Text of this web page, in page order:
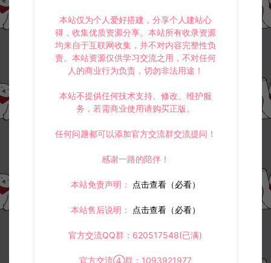
本站仅为个人爱好搭建，分享个人建站心
得，收集优质资源分享。本站所有收录资源
均来自于互联网收集，并不对内容完整性负
责。本站资源仅供学习交流之用，不对任何
人的商业行为负责，切勿非法用途！
本站不提供任何技术支持、修改、维护服
务，若需商业使用请购买正版。
任何问题都可以添加官方交流群交流提问！
感谢一路的陪伴！
本站免责声明： 点击查看（必看）
本站售后说明： 点击查看（必看）
官方交流QQ群：620517548(已满)
官方交流④群：1093921977